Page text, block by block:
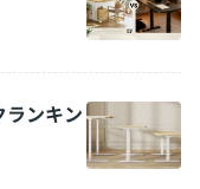
ンキン